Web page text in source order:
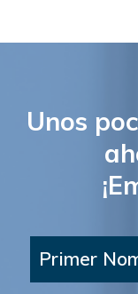
Unos
Primer